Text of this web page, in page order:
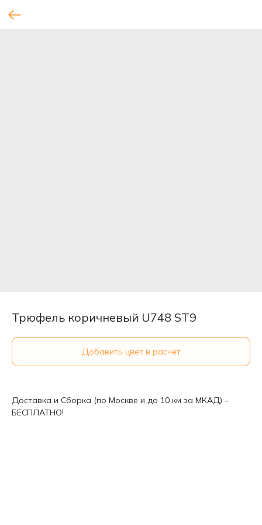
Трюфель коричневый U748 ST9
Добавить цвет в расчет
Доставка и Сборка (по Москве и до 10 км за МКАД) –
БЕСПЛАТНО!